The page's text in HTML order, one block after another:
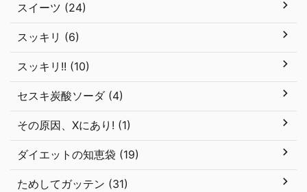
スイーツ (24)
スッキリ (6)
スッキリ!! (10)
セスキ炭酸ソーダ (4)
その原因、Xにあり! (1)
ダイエットの知恵袋 (19)
ためしてガッテン (31)